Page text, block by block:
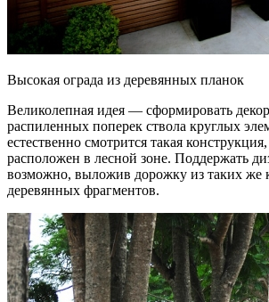
Высокая ограда из деревянных планок
Великолепная идея — сформировать
распиленных поперек ствола круглых
естественно смотрится такая
расположен в лесной зоне. Поддержать
возможно, выложив дорожку из таких же
деревянных фрагментов.